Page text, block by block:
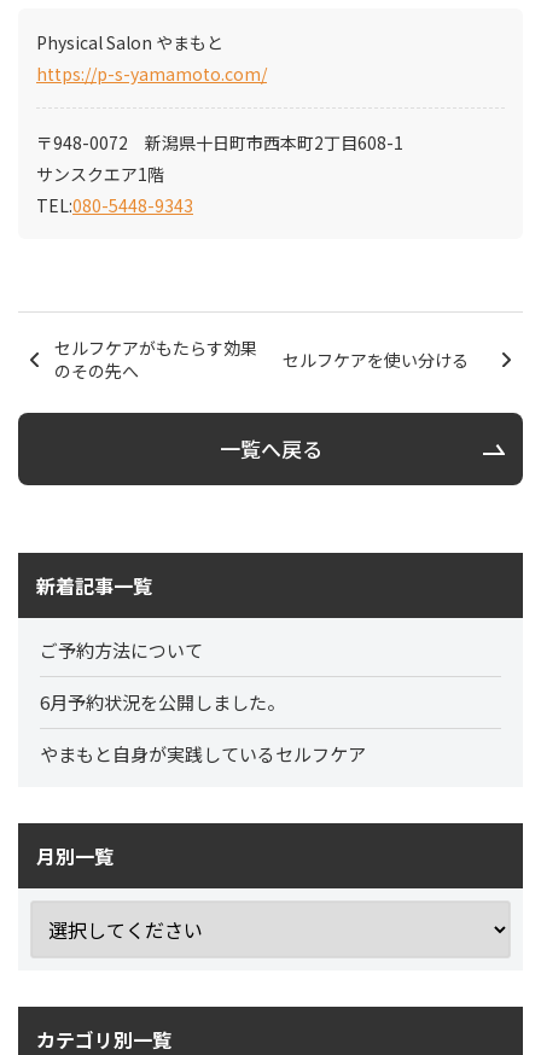
Physical Salon やまもと
https://p-s-yamamoto.com/
〒948-0072 新潟県十日町市西本町2丁目608-1
サンスクエア1階
TEL:080-5448-9343
セルフケアがもたらす効果
のその先へ
セルフケアを使い分ける
一覧へ戻る
新着記事一覧
ご予約方法について
6月予約状況を公開しました。
やまもと自身が実践しているセルフケア
月別一覧
カテゴリ別一覧